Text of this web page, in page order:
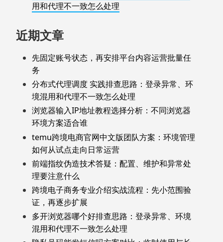
用和代理不一致怎么处理
近期文章
先固定账号状态，再安排平台内容运营批量任
务
分布式代理调度 实践排查思路：登录异常、环
境混用和代理不一致怎么处理
浏览器输入IP地址教程选择分析：不同浏览器
环境方案适合谁
temu跨境电商官网中文版团队方案：环境管理
如何从试点走向日常运营
前端指纹伪造技术答疑：配置、维护和异常处
理要注意什么
跨境电子商务专业介绍实战流程：先小范围验
证，再逐步扩展
多开浏览器哪个好排查思路：登录异常、环境
混用和代理不一致怎么处理